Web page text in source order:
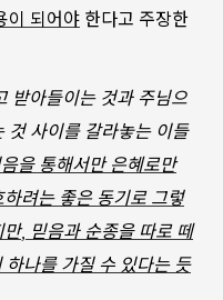
이 되어야 한다고 주장한
받아들이는 것과 주님으
것 사이를 갈라놓는 이들
을 통해서만 은혜로만
하려는 좋은 동기로 그렇
만, 믿음과 순종을 따로 떼
하나를 가질 수 있다는 듯